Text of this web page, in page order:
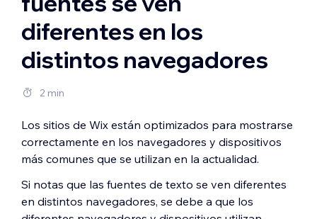
diferentes en los
distintos navegadores
2 min
Los sitios de Wix están optimizados para mostrarse
correctamente en los navegadores y dispositivos
más comunes que se utilizan en la actualidad.
Si notas que las fuentes de texto se ven diferentes
en distintos navegadores, se debe a que los